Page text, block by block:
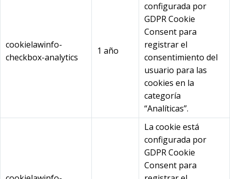
cookielawinfo-
checkbox-analytics
1 año
configurada por
GDPR Cookie
Consent para
registrar el
consentimiento del
usuario para las
cookies en la
categoría
“Analíticas”.
La cookie está
configurada por
GDPR Cookie
Consent para